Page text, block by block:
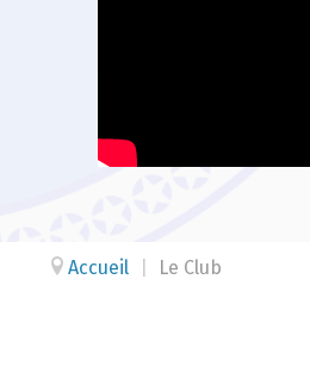
Accueil Le Club